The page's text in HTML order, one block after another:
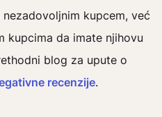
kupcem, već
kupcima da imate njihovu
blog za upute o
recenzije.